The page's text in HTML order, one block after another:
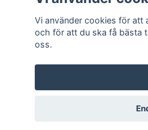
Vi använder cookies för att
och för att du ska få bästa
oss.